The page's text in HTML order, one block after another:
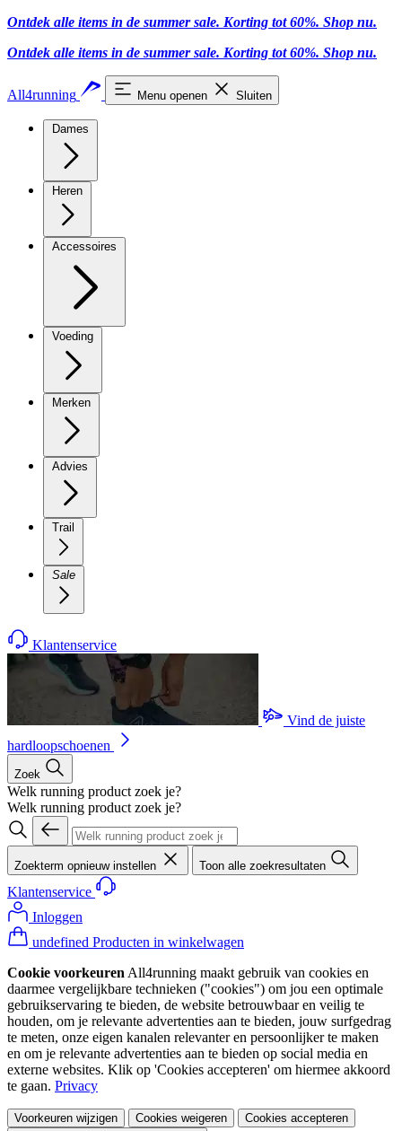
Ontdek alle items in de summer sale. Korting tot 60%. Shop nu.
Ontdek alle items in de summer sale. Korting tot 60%. Shop nu.
All4running Menu openen Sluiten
Dames
Heren
Accessoires
Voeding
Merken
Advies
Trail
Sale
Klantenservice
Vind de juiste
hardloopschoenen
Zoek
Welk running product zoek je?
Welk running product zoek je?
Zoekterm opnieuw instellen Toon alle zoekresultaten
Klantenservice
Inloggen
undefined Producten in winkelwagen
Cookie voorkeuren All4running maakt gebruik van cookies en
daarmee vergelijkbare technieken ("cookies") om jou een optimale
gebruikservaring te bieden, de website betrouwbaar en veilig te
houden, om je relevante advertenties aan te bieden, jouw surfgedrag
te meten, onze eigen kanalen relevanter en persoonlijker te maken
en om je relevante advertenties aan te bieden op social media en
externe websites. Klik op 'Cookies accepteren' om hiermee akkoord
te gaan. Privacy
Voorkeuren wijzigen Cookies weigeren Cookies accepteren